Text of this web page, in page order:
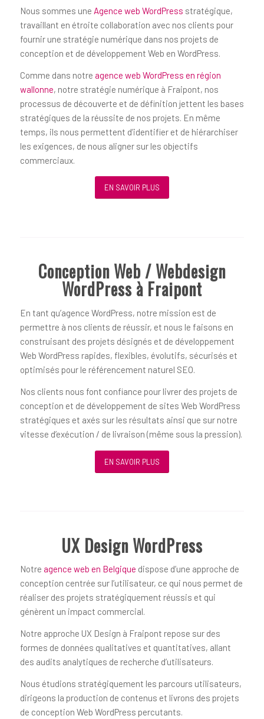
Nous sommes une Agence web WordPress stratégique,
travaillant en étroite collaboration avec nos clients pour
fournir une stratégie numérique dans nos projets de
conception et de développement Web en WordPress.
Comme dans notre agence web WordPress en région
wallonne, notre stratégie numérique à Fraipont, nos
processus de découverte et de définition jettent les bases
stratégiques de la réussite de nos projets. En même
temps, ils nous permettent d’identifier et de hiérarchiser
les exigences, de nous aligner sur les objectifs
commerciaux.
EN SAVOIR PLUS
Conception Web / Webdesign
WordPress à Fraipont
En tant qu’agence WordPress, notre mission est de
permettre à nos clients de réussir, et nous le faisons en
construisant des projets désignés et de développement
Web WordPress rapides, flexibles, évolutifs, sécurisés et
optimisés pour le référencement naturel SEO.
Nos clients nous font confiance pour livrer des projets de
conception et de développement de sites Web WordPress
stratégiques et axés sur les résultats ainsi que sur notre
vitesse d’exécution / de livraison (même sous la pression).
EN SAVOIR PLUS
UX Design WordPress
Notre agence web en Belgique dispose d’une approche de
conception centrée sur l’utilisateur, ce qui nous permet de
réaliser des projets stratégiquement réussis et qui
génèrent un impact commercial.
Notre approche UX Design à Fraipont repose sur des
formes de données qualitatives et quantitatives, allant
des audits analytiques de recherche d’utilisateurs.
Nous étudions stratégiquement les parcours utilisateurs,
dirigeons la production de contenus et livrons des projets
de conception Web WordPress percutants.